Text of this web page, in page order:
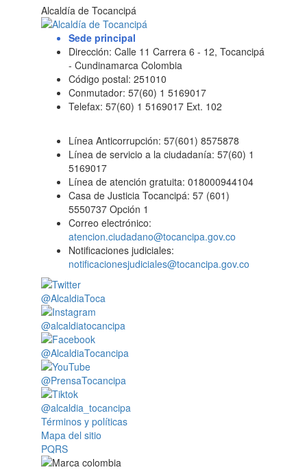
Alcaldía de Tocancipá
Sede principal
Dirección: Calle 11 Carrera 6 - 12, Tocancipá
- Cundinamarca Colombia
Código postal: 251010
Conmutador: 57(60) 1 5169017
Telefax: 57(60) 1 5169017 Ext. 102
Línea Anticorrupción: 57(601) 8575878
Línea de servicio a la ciudadanía: 57(60) 1
5169017
Línea de atención gratuita: 018000944104
Casa de Justicia Tocancipá: 57 (601)
5550737 Opción 1
Correo electrónico:
atencion.ciudadano@tocancipa.gov.co
Notificaciones judiciales:
notificacionesjudiciales@tocancipa.gov.co
@AlcaldiaToca
@alcaldiatocancipa
@AlcaldiaTocancipa
@PrensaTocancipa
@alcaldia_tocancipa
Términos y políticas
Mapa del sitio
PQRS